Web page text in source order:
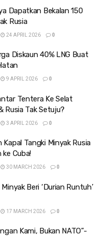
Dapatkan Bekalan 150
Rusia
24 APRIL 2026 0
Diskaun 40% LNG Buat
9 APRIL 2026 0
Tentera Ke Selat
Rusia Tak Setuju?
3 APRIL 2026 0
Kapal Tangki Minyak Rusia
Cuba!
30 MARCH 2026 0
Beri ‘Durian Runtuh’
17 MARCH 2026 0
Kami, Bukan NATO”-